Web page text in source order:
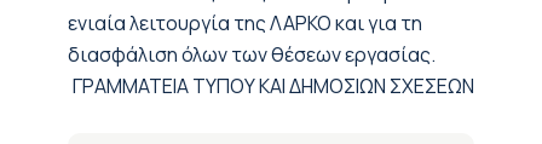
ενιαία λειτουργία της ΛΑΡΚΟ και για τη
διασφάλιση όλων των θέσεων εργασίας.
ΓΡΑΜΜΑΤΕΙΑ ΤΥΠΟΥ ΚΑΙ ΔΗΜΟΣΙΩΝ ΣΧΕΣΕΩΝ